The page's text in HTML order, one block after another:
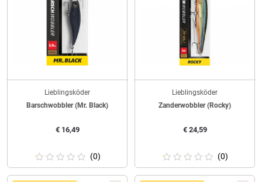
Lieblingsköder
Barschwobbler (Mr. Black)
€16,49
(0)
Lieblingsköder
Zanderwobbler (Rocky)
€24,59
(0)